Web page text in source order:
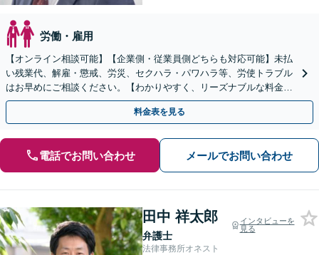
労働・雇用
【オンライン相談可能】【企業側・従業員側どちらも対応可能】未払
い残業代、解雇・懲戒、労災、セクハラ・パワハラ等、労使トラブル
はお早めにご相談ください。【わかりやすく、リーズナブルな料金設
定】【弁護士歴7年】【藤崎駅から徒歩5分】
料金表を見る
電話でお問い合わせ メールでお問い合わせ
田中 祥太郎
弁護士
インタビューを
見る
法律事務所オネスト